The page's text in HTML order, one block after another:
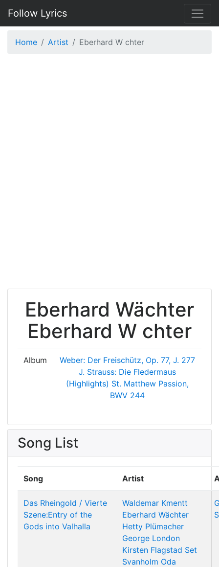
Follow Lyrics
Home Artist Eberhard W chter
Eberhard Wächter
Eberhard W chter
Album
Weber: Der Freischütz, Op. 77, J. 277
J. Strauss: Die Fledermaus
(Highlights) St. Matthew Passion,
BWV 244
Song List
Song Artist
Das Rheingold / Vierte
Szene:Entry of the
Gods into Valhalla
Waldemar Kmentt
Eberhard Wächter
Hetty Plümacher
George London
Kirsten Flagstad Set
Svanholm Oda